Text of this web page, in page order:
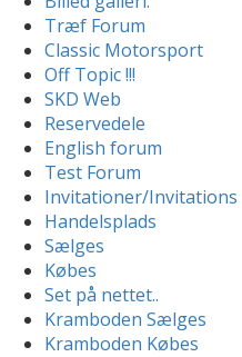
Træf Forum
Classic Motorsport
Off Topic !!!
SKD Web
Reservedele
English forum
Test Forum
Invitationer/Invitations
Handelsplads
Sælges
Købes
Set på nettet..
Kramboden Sælges
Kramboden Købes